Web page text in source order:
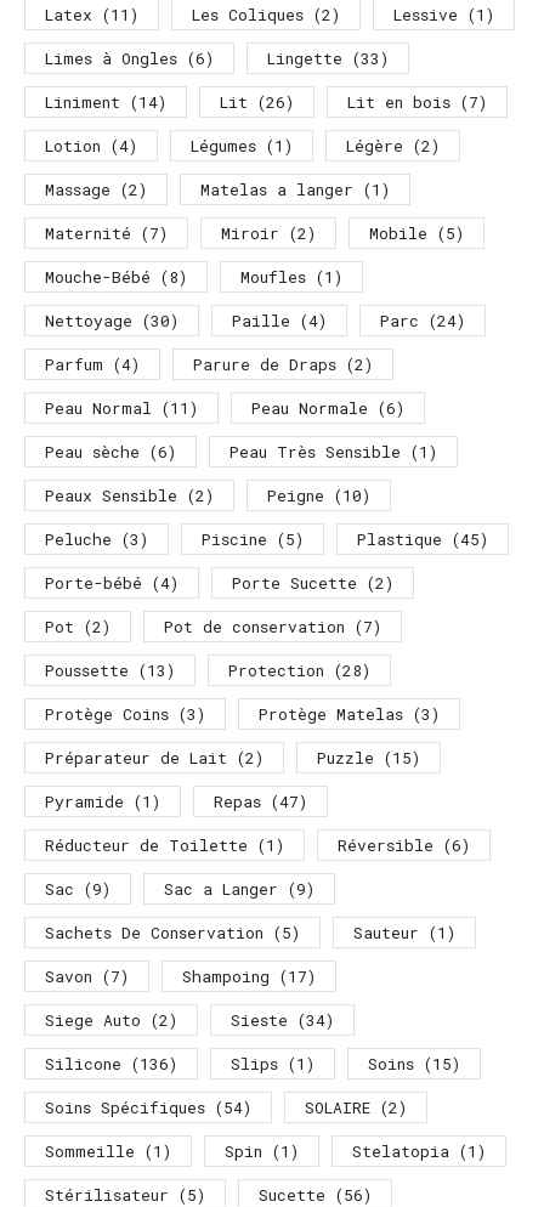
Latex (11) Les Coliques (2) Lessive (1)
Limes à Ongles (6) Lingette (33)
Liniment (14) Lit (26) Lit en bois (7)
Lotion (4) Légumes (1) Légère (2)
Massage (2) Matelas a langer (1)
Maternité (7) Miroir (2) Mobile (5)
Mouche-Bébé (8) Moufles (1)
Nettoyage (30) Paille (4) Parc (24)
Parfum (4) Parure de Draps (2)
Peau Normal (11) Peau Normale (6)
Peau sèche (6) Peau Très Sensible (1)
Peaux Sensible (2) Peigne (10)
Peluche (3) Piscine (5) Plastique (45)
Porte-bébé (4) Porte Sucette (2)
Pot (2) Pot de conservation (7)
Poussette (13) Protection (28)
Protège Coins (3) Protège Matelas (3)
Préparateur de Lait (2) Puzzle (15)
Pyramide (1) Repas (47)
Réducteur de Toilette (1) Réversible (6)
Sac (9) Sac a Langer (9)
Sachets De Conservation (5) Sauteur (1)
Savon (7) Shampoing (17)
Siege Auto (2) Sieste (34)
Silicone (136) Slips (1) Soins (15)
Soins Spécifiques (54) SOLAIRE (2)
Sommeille (1) Spin (1) Stelatopia (1)
Stérilisateur (5) Sucette (56)